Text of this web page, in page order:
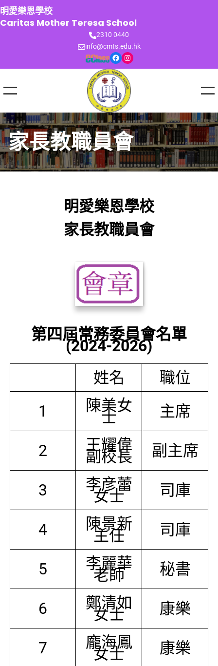
跳
至
主
明愛樂恩學校
Caritas Mother Teresa School
2310 0440
info@cmts.edu.hk
Facebook Instagram
家長教職員會
明愛樂恩學校
家長教職員會
第四屆常務委員會名單
(2024-2026)
姓名
職位
1
陳美女
士 主席
2 王耀偉
副校長 副主席
3 李彦蕾
女士 司庫
4 陳景新
主任 司庫
5 李麗華
老師 秘書
6 鄭清如
女士 康樂
7 龐海鳳
女士 康樂